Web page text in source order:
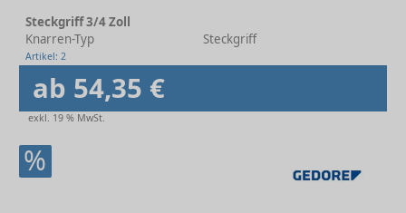
Steckgriff 3/4 Zoll
Knarren-Typ
Steckgriff
Artikel: 2
ab 54,35 €
exkl. 19 % MwSt.
%